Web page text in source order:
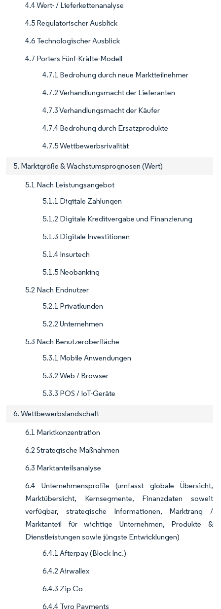
4.4 Wert- / Lieferkettenanalyse
4.5 Regulatorischer Ausblick
4.6 Technologischer Ausblick
4.7 Porters Fünf-Kräfte-Modell
4.7.1 Bedrohung durch neue Marktteilnehmer
4.7.2 Verhandlungsmacht der Lieferanten
4.7.3 Verhandlungsmacht der Käufer
4.7.4 Bedrohung durch Ersatzprodukte
4.7.5 Wettbewerbsrivalität
5. Marktgröße & Wachstumsprognosen (Wert)
5.1 Nach Leistungsangebot
5.1.1 Digitale Zahlungen
5.1.2 Digitale Kreditvergabe und Finanzierung
5.1.3 Digitale Investitionen
5.1.4 Insurtech
5.1.5 Neobanking
5.2 Nach Endnutzer
5.2.1 Privatkunden
5.2.2 Unternehmen
5.3 Nach Benutzeroberfläche
5.3.1 Mobile Anwendungen
5.3.2 Web / Browser
5.3.3 POS / IoT-Geräte
6. Wettbewerbslandschaft
6.1 Marktkonzentration
6.2 Strategische Maßnahmen
6.3 Marktanteilsanalyse
6.4 Unternehmensprofile (umfasst globale Übersicht,
Marktübersicht, Kernsegmente, Finanzdaten soweit
verfügbar, strategische Informationen, Marktrang /
Marktanteil für wichtige Unternehmen, Produkte &
Dienstleistungen sowie jüngste Entwicklungen)
6.4.1 Afterpay (Block Inc.)
6.4.2 Airwallex
6.4.3 Zip Co
6.4.4 Tyro Payments